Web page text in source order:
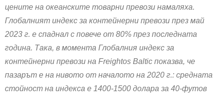
цените на океанските товарни превози намаляха.
Глобалният индекс за контейнерни превози през май
2023 г. е спаднал с повече от 80% през последната
година. Така, в момента Глобалния индекс за
контейнерни превози на Freightos Baltic показва, че
пазарът е на нивото от началото на 2020 г.: средната
стойност на индекса е 1400-1500 долара за 40-футов